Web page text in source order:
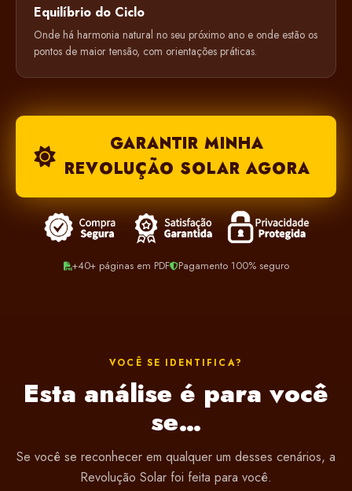
Equilíbrio do Ciclo
Onde há harmonia natural no seu próximo ano e onde estão os
pontos de maior tensão, com orientações práticas.
GARANTIR MINHA
REVOLUÇÃO SOLAR AGORA
+40+ páginas em PDF Pagamento 100% seguro
VOCÊ SE IDENTIFICA?
Esta análise é para você
se…
Se você se reconhecer em qualquer um desses cenários, a
Revolução Solar foi feita para você.